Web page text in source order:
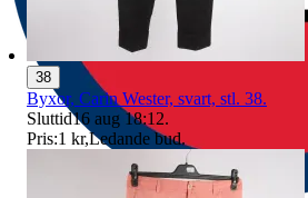
38
Byxor, Carin Wester, svart, stl. 38.
Sluttid16 aug 18:12.
Pris:1 kr,Ledande bud.